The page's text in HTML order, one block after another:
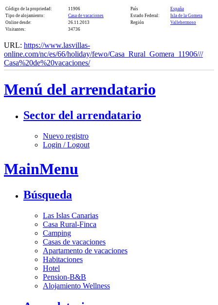
Código de la propriedad: 11906 País
España
Tipo de alojamiento:
Casa de vacaciones Estado Federal:
Isla de la Gomera
Online desde:
26.11.2013 Región
Vallehermoso
Visitantes:
34736
URL: https://www.lasvillas-
online.com/nc/es/66/holiday/fewo/Casa_Rural_Gomera_11906///​
Casa%20de%20vacaciones/
Menú del arrendatario
Sector del arrendatario
Nuevo registro
Login / Logout
MainMenu
Búsqueda
Las Islas Canarias
Casa Rural-Finca
Camping
Casas de vacaciones
Apartamento de vacaciones
Habitaciones
Hotel
Pension-B&B
Alojamiento Wellness